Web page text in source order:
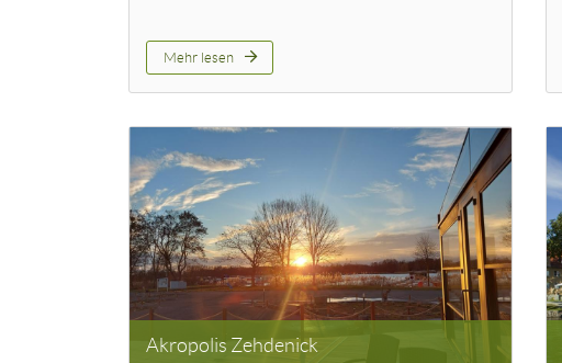
Mehr lesen
Akropolis Zehdenick